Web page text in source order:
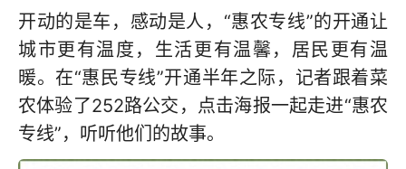
开动的是车，感动是人，“惠农专线”的开通让
城市更有温度，生活更有温馨，居民更有温
暖。在“惠民专线”开通半年之际，记者跟着菜
农体验了252路公交，点击海报一起走进“惠农
专线”，听听他们的故事。